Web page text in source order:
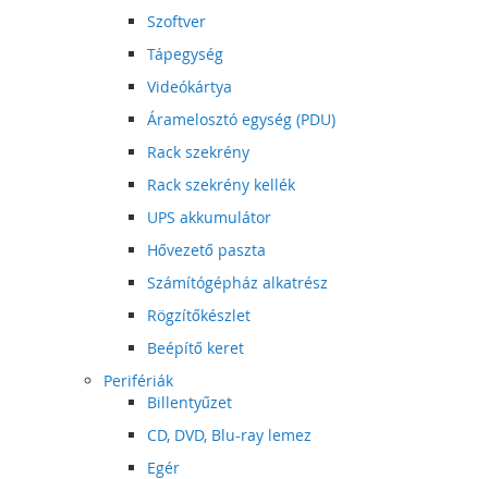
Szoftver
Tápegység
Videókártya
Áramelosztó egység (PDU)
Rack szekrény
Rack szekrény kellék
UPS akkumulátor
Hővezető paszta
Számítógépház alkatrész
Rögzítőkészlet
Beépítő keret
Perifériák
Billentyűzet
CD, DVD, Blu-ray lemez
Egér